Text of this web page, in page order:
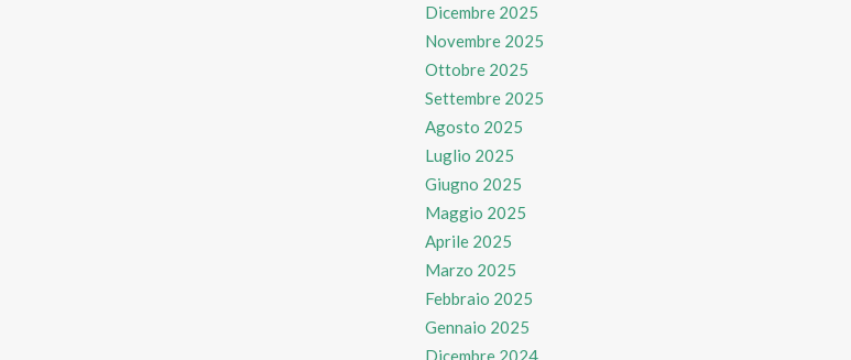
Dicembre 2025
Novembre 2025
Ottobre 2025
Settembre 2025
Agosto 2025
Luglio 2025
Giugno 2025
Maggio 2025
Aprile 2025
Marzo 2025
Febbraio 2025
Gennaio 2025
Dicembre 2024